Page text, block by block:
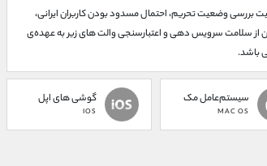
بررسی وضعیت تحریم، احتمال مسدود بودن کاربران ایرانی،
از سلامت سرویس دهی و اعتبارسنجی والت های زیر به عهده‌ی
باشد.
سیستم‌عامل مک
MAC OS
گوشی های اپل
IOS